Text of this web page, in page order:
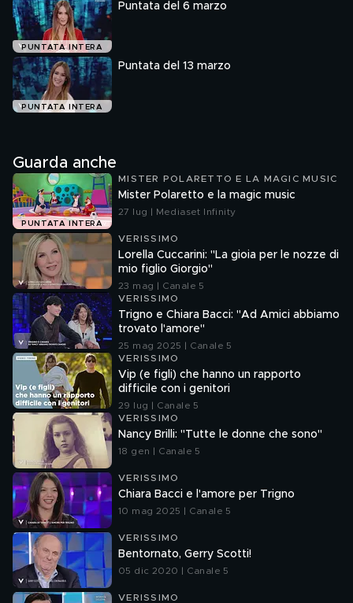
PUNTATA INTERA
Puntata del 6 marzo
PUNTATA INTERA
Puntata del 13 marzo
Guarda anche
PUNTATA INTERA
MISTER POLARETTO E LA MAGIC MUSIC
Mister Polaretto e la magic music
27 lug | Mediaset Infinity
VERISSIMO
Lorella Cuccarini: "La gioia per le nozze di
mio figlio Giorgio"
23 mag | Canale 5
VERISSIMO
Trigno e Chiara Bacci: "Ad Amici abbiamo
trovato l'amore"
25 mag 2025 | Canale 5
VERISSIMO
Vip (e figli) che hanno un rapporto
difficile con i genitori
29 lug | Canale 5
VERISSIMO
Nancy Brilli: "Tutte le donne che sono"
18 gen | Canale 5
VERISSIMO
Chiara Bacci e l'amore per Trigno
10 mag 2025 | Canale 5
VERISSIMO
Bentornato, Gerry Scotti!
05 dic 2020 | Canale 5
VERISSIMO